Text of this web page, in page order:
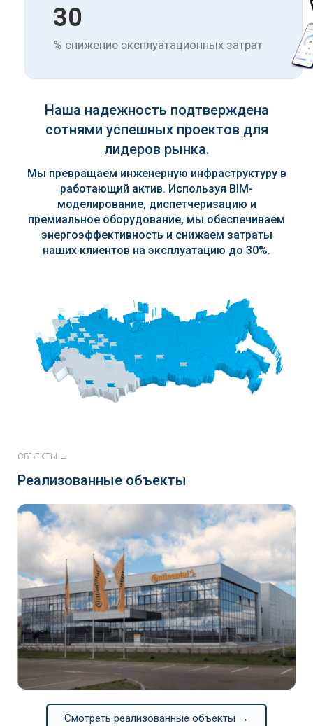
30
% снижение эксплуатационных затрат
Наша надежность подтверждена
сотнями успешных проектов для
лидеров рынка.
Мы превращаем инженерную инфраструктуру в
работающий актив. Используя BIM-
моделирование, диспетчеризацию и
премиальное оборудование, мы обеспечиваем
энергоэффективность и снижаем затраты
наших клиентов на эксплуатацию до 30%.
ОБЪЕКТЫ →
Реализованные объекты
Continental
Смотреть реализованные объекты →